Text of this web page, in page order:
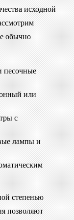
исходной
обычно
песочные
или
с
лампы и
степенью
позволяют